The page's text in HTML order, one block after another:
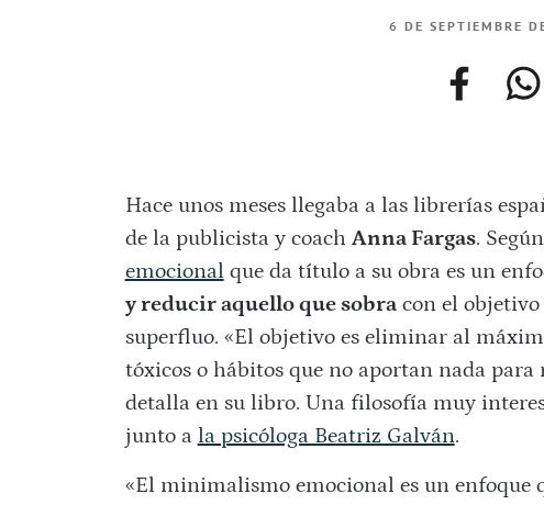
6 DE SEPTIEMBRE
facebook
web
Hace unos meses llegaba a las librerías
de la publicista y coach Anna Fargas.
emocional que da título a su obra es un
y reducir aquello que sobracon el
superfluo. «El objetivo es eliminar al
tóxicos o hábitos que no aportan nada
detalla en su libro. Una filosofía muy
junto a la psicóloga Beatriz Galván.
«El minimalismo emocional es un enfoque